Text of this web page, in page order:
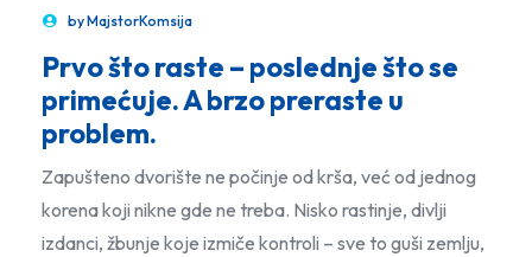
byMajstorKomsija
Prvo što raste – poslednje što se
primećuje. A brzo preraste u
problem.
Zapušteno dvorište ne počinje od krša, već od jednog
korena koji nikne gde ne treba. Nisko rastinje, divlji
izdanci, žbunje koje izmiče kontroli – sve to guši zemlju,